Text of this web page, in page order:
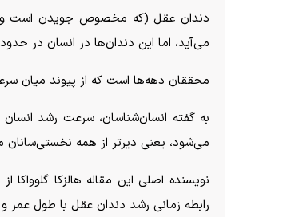
می‌آید، اما این دندان‌ها در انسان در حدود سنین شش، ۱۲ و ۱۸ سالگی یعنی در
محققان دهه‌ها است که از پیوند میان
به گفته انسان‌شناسان، سرعت رشد
می‌شود، یعنی دیرتر از همه
نویسنده اصلی این مقاله هالزکا گلوواکا
رابطه زمانی رشد دندان عقل با طول عمر